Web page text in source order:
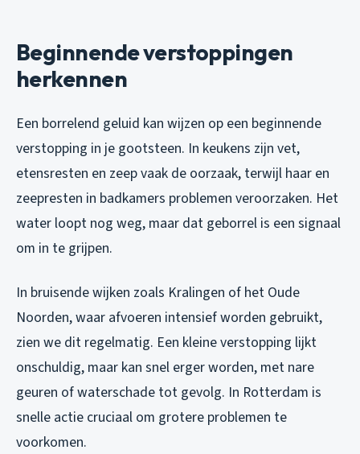
Beginnende verstoppingen
herkennen
Een borrelend geluid kan wijzen op een beginnende
verstopping in je gootsteen. In keukens zijn vet,
etensresten en zeep vaak de oorzaak, terwijl haar en
zeepresten in badkamers problemen veroorzaken. Het
water loopt nog weg, maar dat geborrel is een signaal
om in te grijpen.
In bruisende wijken zoals Kralingen of het Oude
Noorden, waar afvoeren intensief worden gebruikt,
zien we dit regelmatig. Een kleine verstopping lijkt
onschuldig, maar kan snel erger worden, met nare
geuren of waterschade tot gevolg. In Rotterdam is
snelle actie cruciaal om grotere problemen te
voorkomen.